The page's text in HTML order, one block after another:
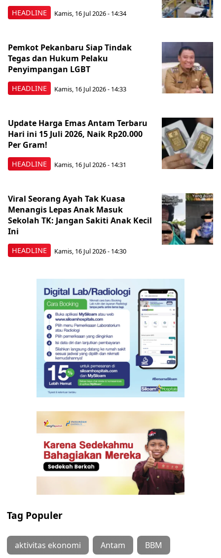
HEADLINE Kamis, 16 Jul 2026 - 14:34
HEADLINE
Pemkot Pekanbaru Siap Tindak
Tegas dan Hukum Pelaku
Penyimpangan LGBT
Kamis, 16 Jul 2026 - 14:33
HEADLINE
Update Harga Emas Antam Terbaru
Hari ini 15 Juli 2026, Naik Rp20.000
Per Gram!
Kamis, 16 Jul 2026 - 14:31
HEADLINE
Viral Seorang Ayah Tak Kuasa
Menangis Lepas Anak Masuk
Sekolah TK: Jangan Sakiti Anak Kecil
Ini
Kamis, 16 Jul 2026 - 14:30
Tag Populer
aktivitas ekonomi Antam BBM